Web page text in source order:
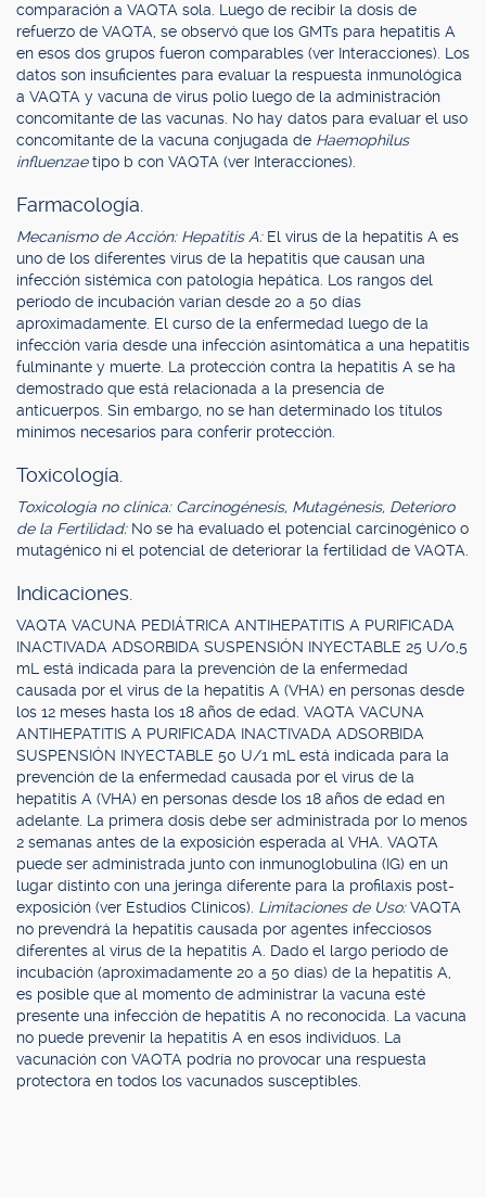
comparación a VAQTA sola. Luego de recibir la dosis de
refuerzo de VAQTA, se observó que los GMTs para hepatitis A
en esos dos grupos fueron comparables (ver Interacciones). Los
datos son insuficientes para evaluar la respuesta inmunológica
a VAQTA y vacuna de virus polio luego de la administración
concomitante de las vacunas. No hay datos para evaluar el uso
concomitante de la vacuna conjugada de Haemophilus
influenzaetipo b con VAQTA (ver Interacciones).
Farmacología.
Mecanismo de Acción: Hepatitis A: El virus de la hepatitis A es
uno de los diferentes virus de la hepatitis que causan una
infección sistémica con patología hepática. Los rangos del
período de incubación varían desde 20 a 50 días
aproximadamente. El curso de la enfermedad luego de la
infección varía desde una infección asintomática a una hepatitis
fulminante y muerte. La protección contra la hepatitis A se ha
demostrado que está relacionada a la presencia de
anticuerpos. Sin embargo, no se han determinado los títulos
mínimos necesarios para conferir protección.
Toxicología.
Toxicología no clínica: Carcinogénesis, Mutagénesis, Deterioro
de la Fertilidad: No se ha evaluado el potencial carcinogénico o
mutagénico ni el potencial de deteriorar la fertilidad de VAQTA.
Indicaciones.
VAQTA VACUNA PEDIÁTRICA ANTIHEPATITIS A PURIFICADA
INACTIVADA ADSORBIDA SUSPENSIÓN INYECTABLE 25 U/0,5
mL está indicada para la prevención de la enfermedad
causada por el virus de la hepatitis A (VHA) en personas desde
los 12 meses hasta los 18 años de edad. VAQTA VACUNA
ANTIHEPATITIS A PURIFICADA INACTIVADA ADSORBIDA
SUSPENSIÓN INYECTABLE 50 U/1 mL está indicada para la
prevención de la enfermedad causada por el virus de la
hepatitis A (VHA) en personas desde los 18 años de edad en
adelante. La primera dosis debe ser administrada por lo menos
2 semanas antes de la exposición esperada al VHA. VAQTA
puede ser administrada junto con inmunoglobulina (IG) en un
lugar distinto con una jeringa diferente para la profilaxis post-
exposición (ver Estudios Clínicos). Limitaciones de Uso:VAQTA
no prevendrá la hepatitis causada por agentes infecciosos
diferentes al virus de la hepatitis A. Dado el largo período de
incubación (aproximadamente 20 a 50 días) de la hepatitis A,
es posible que al momento de administrar la vacuna esté
presente una infección de hepatitis A no reconocida. La vacuna
no puede prevenir la hepatitis A en esos individuos. La
vacunación con VAQTA podría no provocar una respuesta
protectora en todos los vacunados susceptibles.